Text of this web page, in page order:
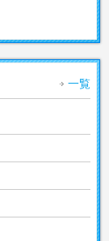
一覧